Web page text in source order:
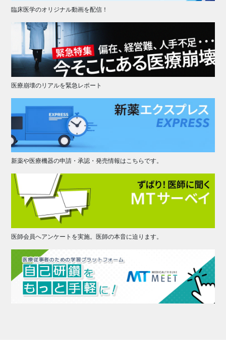
臨床医学のオリジナル動画を配信！
医療崩壊のリアルを緊急レポート
新薬や医療機器の申請・承認・発売情報はこちらです。
医師会員へアンケートを実施。医師の本音に迫ります。